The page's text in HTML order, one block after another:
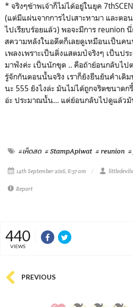
* จริงๆข้าพเจ้าก็ไม่ได้อยู่ในยุค
(แต่มีแผ่นจากการไปเสาะหามา และตอ
ไปเรียบร้อยแล้ว) พอจะมีการ reunion
สความหลังในอดีตก็เลยดูเหมือนเป็นค
เพลงเพราะเป็นติ่งแสตมป์จริงๆ เป็นป
มาฟังค่ะ เป็นนักขุด .. คือถ้าย้อนกลับไป
รู้จักกันตอนนั้นจริง เราก็ยังยืนยันคำเดิ
นะ 555 ยังไงล่ะ มันไม่ได้ถูกจริตขนาด
อ่ะ ประมาณนั้น... แต่ย้อนกลับไปดูแล้ว
#เห็ดสด # StampApiwat # reunion
14th September 2016, 6:37 am
Report
440
VIEWS
PREVIOUS